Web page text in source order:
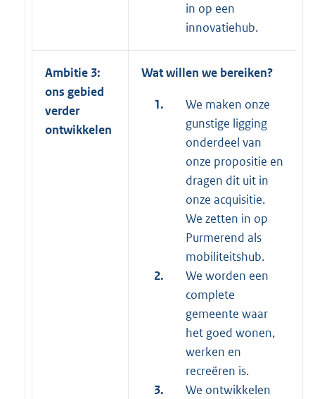
in op een
innovatiehub.
Ambitie 3:
ons gebied
verder
ontwikkelen
Wat willen we bereiken?
1.
We maken onze
gunstige ligging
onderdeel van
onze propositie en
dragen dit uit in
onze acquisitie.
We zetten in op
Purmerend als
mobiliteitshub.
2.
We worden een
complete
gemeente waar
het goed wonen,
werken en
recreëren is.
3.
We ontwikkelen